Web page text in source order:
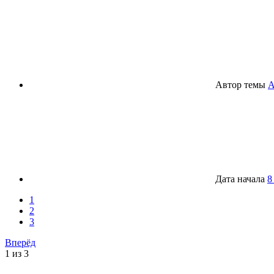
Автор темы
Дата начала 8
1
2
3
Вперёд
1 из 3